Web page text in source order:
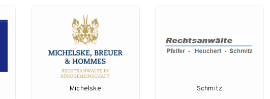
Michelske Schmitz